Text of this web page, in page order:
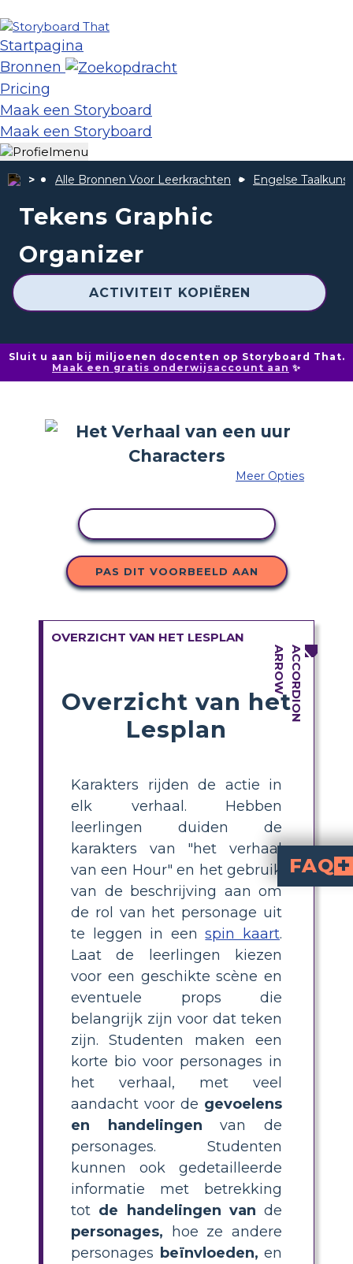
Startpagina
Bronnen
Pricing
Maak een Storyboard
Maak een Storyboard
Alle Bronnen Voor Leerkrachten Engelse Taalkunst
Tekens Graphic
Organizer
ACTIVITEIT KOPIËREN
Sluit u aan bij miljoenen docenten op Storyboard That.
Maak een gratis onderwijsaccount aan ✨
Meer Opties
PAS DIT VOORBEELD AAN
OVERZICHT VAN HET LESPLAN
Overzicht van het
Lesplan
Karakters rijden de actie in
elk verhaal. Hebben
leerlingen duiden de
karakters van "het verhaal
van een Hour" en het gebruik
van de beschrijving aan om
de rol van het personage uit
te leggen in eenspin kaart.
Laat de leerlingen kiezen
voor een geschikte scène en
eventuele props die
belangrijk zijn voor dat teken
zijn. Studenten maken een
korte bio voor personages in
het verhaal, met veel
aandacht voor de gevoelens
en handelingen van de
personages. Studenten
kunnen ook gedetailleerde
informatie met betrekking
tot de handelingen van de
personages, hoe ze andere
personages beïnvloeden, en
FAQ